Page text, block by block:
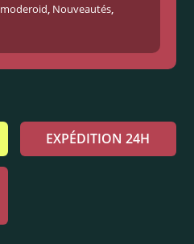
moderoid Nouveautés
EXPÉDITION 24H